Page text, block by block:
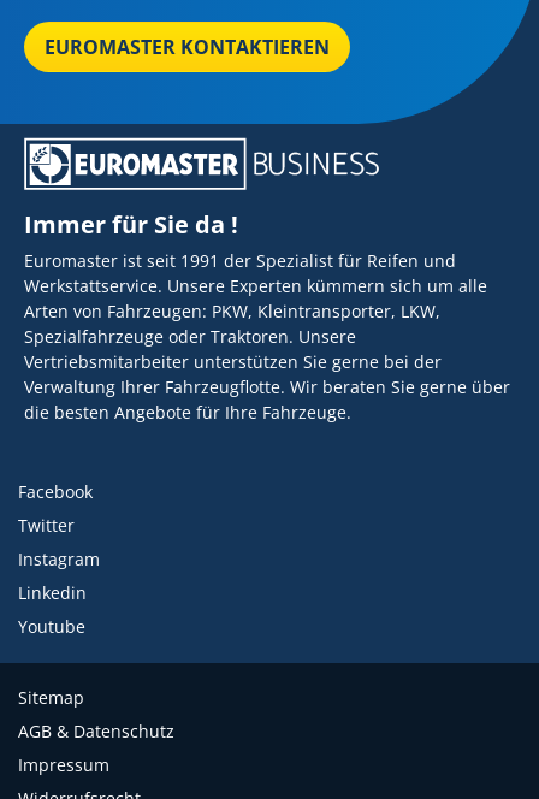
EUROMASTER KONTAKTIEREN
Immer für Sie da !
Euromaster ist seit 1991 der Spezialist für Reifen und
Werkstattservice. Unsere Experten kümmern sich um alle
Arten von Fahrzeugen: PKW, Kleintransporter, LKW,
Spezialfahrzeuge oder Traktoren. Unsere
Vertriebsmitarbeiter unterstützen Sie gerne bei der
Verwaltung Ihrer Fahrzeugflotte. Wir beraten Sie gerne über
die besten Angebote für Ihre Fahrzeuge.
Facebook
Twitter
Instagram
Linkedin
Youtube
Sitemap
AGB & Datenschutz
Impressum